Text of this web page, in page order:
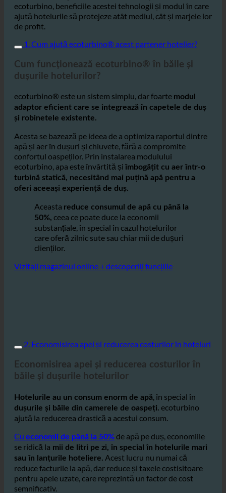
Acest articol explică modul în care funcționează
ecoturbino, beneficiile acestei tehnologii și modul în care
de profit.
1. Cum ajută ecoturbino® acest partener hotelier?
dușurile hotelurilor?
ecoturbino® este un sistem simplu, dar foarte
și robinetele existente.
Acesta se bazează pe ideea de a optimiza raportul dintre
apă și aer în dușuri și chiuvete, fără a compromite
confortul oaspeților. Prin instalarea modulului
ecoturbino, apa este învârtită șiîmbogățit cu aer într-o
oferi aceeași experiență de duș.
Aceastareduce consumul de apă cu până la
50%,ceea ce poate duce la economii
substanțiale, în special în cazul hotelurilor
clienților.
2. Economisirea apei și reducerea costurilor în hoteluri
băile și dușurile hotelurilor
Hotelurile au un consum enorm de apă, în special în
ajută la reducerea drastică a acestui consum.
Cu economii de până la 50%de apă pe duș, economiile
se ridică lamii de litri pe zi, în special în hotelurile mari
sau în lanțurile hoteliere.Acest lucru nu numai că
reduce facturile la apă, dar reduce și taxele costisitoare